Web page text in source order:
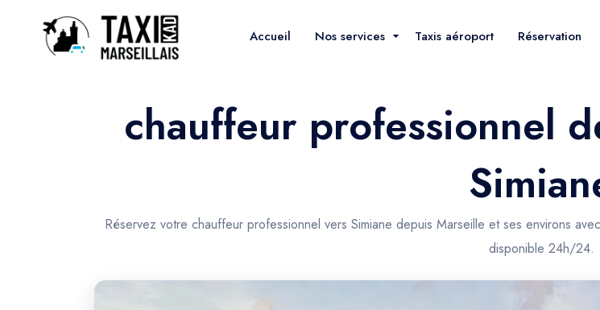
Accueil Nos services Taxis aéroport Réservation
chauffeur professionnel
Réservez votre chauffeur professionnel vers Simiane depuis Marseille et ses environs
disponible 24h/24.